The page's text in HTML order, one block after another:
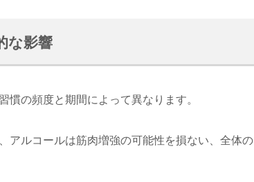
な影響
慣の頻度と期間によって異なります。
アルコールは筋肉増強の可能性を損ない、全体の